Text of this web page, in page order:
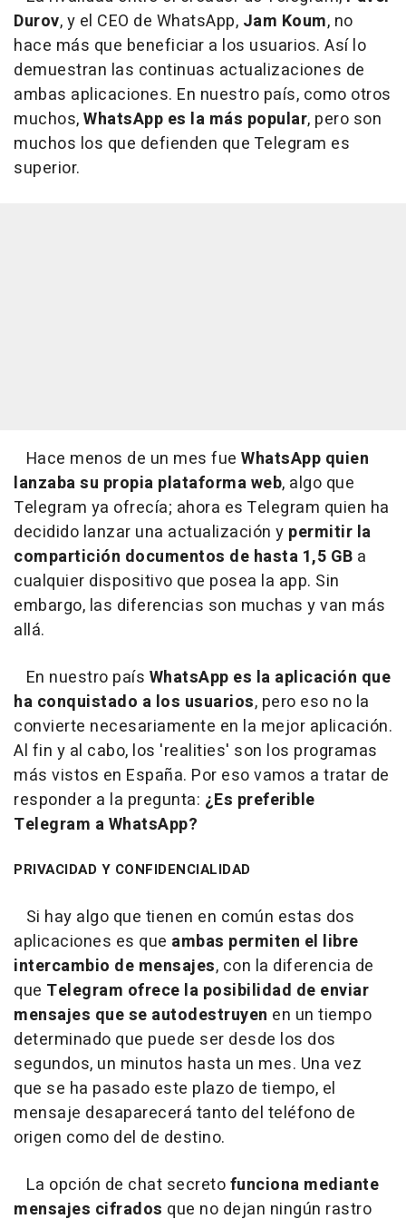
Durov, y el CEO de WhatsApp, Jam Koum, no
hace más que beneficiar a los usuarios. Así lo
demuestran las continuas actualizaciones de
ambas aplicaciones. En nuestro país, como otros
muchos,WhatsApp es la más popular, pero son
muchos los que defienden que Telegram es
superior.
Hace menos de un mes fue WhatsApp quien
lanzaba su propia plataforma web, algo que
Telegram ya ofrecía; ahora es Telegram quien ha
decidido lanzar una actualización y permitir la
compartición documentos de hasta 1,5 GB a
cualquier dispositivo que posea la app. Sin
embargo, las diferencias son muchas y van más
allá.
En nuestro país WhatsApp es la aplicación que
ha conquistado a los usuarios, pero eso no la
convierte necesariamente en la mejor aplicación.
Al fin y al cabo, los 'realities' son los programas
más vistos en España. Por eso vamos a tratar de
responder a la pregunta: ¿Es preferible
Telegram a WhatsApp?
PRIVACIDAD Y CONFIDENCIALIDAD
Si hay algo que tienen en común estas dos
aplicaciones es que ambas permiten el libre
intercambio de mensajes, con la diferencia de
que Telegram ofrece la posibilidad de enviar
mensajes que se autodestruyen en un tiempo
determinado que puede ser desde los dos
segundos, un minutos hasta un mes. Una vez
que se ha pasado este plazo de tiempo, el
mensaje desaparecerá tanto del teléfono de
origen como del de destino.
La opción de chat secretofunciona mediante
mensajes cifrados que no dejan ningún rastro